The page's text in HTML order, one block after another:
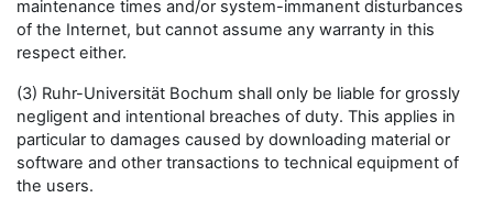
maintenance times and/or system-immanent disturbances
of the Internet, but cannot assume any warranty in this
respect either.
(3) Ruhr-Universität Bochum shall only be liable for grossly
negligent and intentional breaches of duty. This applies in
particular to damages caused by downloading material or
software and other transactions to technical equipment of
the users.